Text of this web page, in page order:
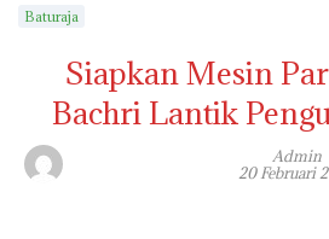
Baturaja
Siapkan Mesin
Bachri Lantik
Admin
20 Februari